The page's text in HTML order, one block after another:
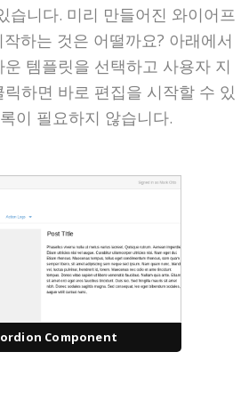
습니다. 미리 만들어진 와이어프
하는 것은 어떨까요? 아래에서
템플릿을 선택하고 사용자 지
하면 바로 편집을 시작할 수 있
이 필요하지 않습니다.
Component